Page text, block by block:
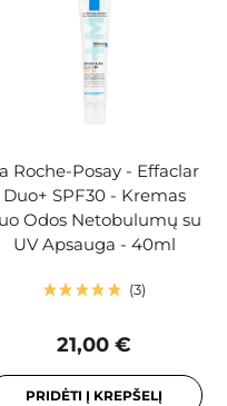
Roche-Posay - Effaclar
Duo+ SPF30 - Kremas
Odos Netobulumų su
UV Apsauga - 40ml
3
21,00 €
PRIDĖTI Į KREPŠELĮ